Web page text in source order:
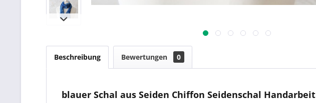
Beschreibung Bewertungen 0
blauer Schal aus Seiden Chiffon Seidenschal Handarbeit